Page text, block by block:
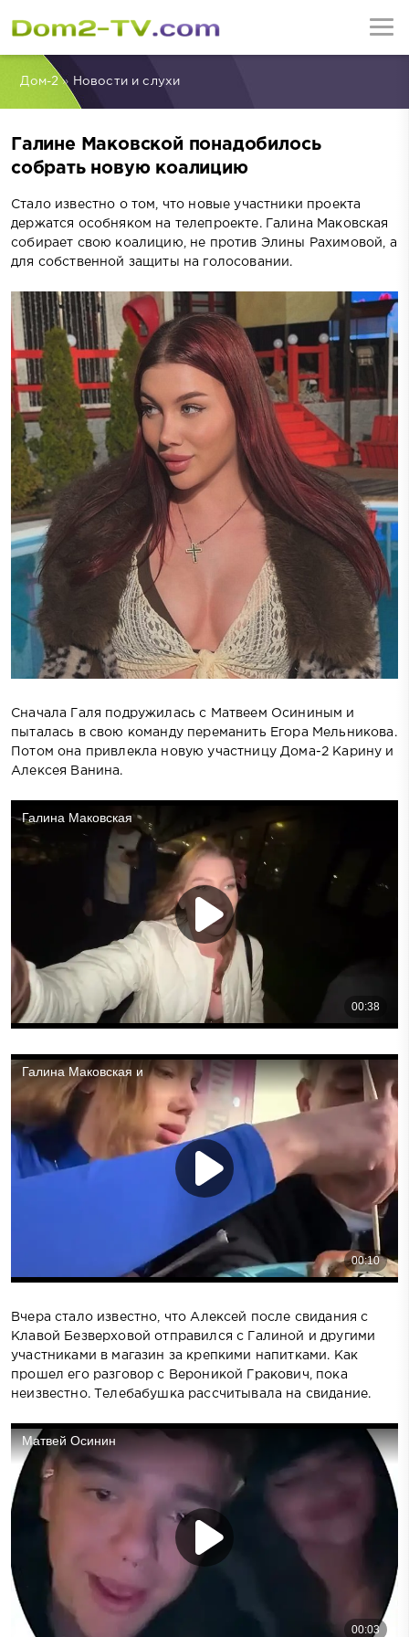
Дом-2» Новости и слухи
Галине Маковской понадобилось
собрать новую коалицию
Стало известно о том, что новые участники проекта
держатся особняком на телепроекте. Галина Маковская
собирает свою коалицию, не против Элины Рахимовой, а
для собственной защиты на голосовании.
Сначала Галя подружилась с Матвеем Осининым и
пыталась в свою команду переманить Егора Мельникова.
Потом она привлекла новую участницу Дома-2 Карину и
Алексея Ванина.
Вчера стало известно, что Алексей после свидания с
Клавой Безверховой отправился с Галиной и другими
участниками в магазин за крепкими напитками. Как
прошел его разговор с Вероникой Гракович, пока
неизвестно. Телебабушка рассчитывала на свидание.